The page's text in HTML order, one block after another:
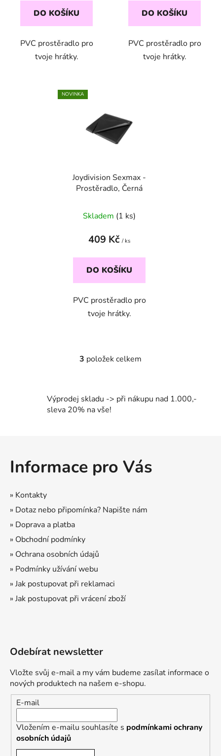
DO KOŠÍKU
PVC prostěradlo pro
tvoje hrátky.
DO KOŠÍKU
PVC prostěradlo pro
tvoje hrátky.
NOVINKA
Joydivision Sexmax -
Prostěradlo, Černá
Skladem (1 ks)
409 Kč / ks
DO KOŠÍKU
PVC prostěradlo pro
tvoje hrátky.
O
á
d
r
v
ý
3 položek celkem
Výprodej skladu -> při nákupu nad 1.000,-
sleva 20% na vše!
Informace pro Vás
» Kontakty
» Dotaz nebo připomínka? Napište nám
» Doprava a platba
» Obchodní podmínky
» Ochrana osobních údajů
» Podmínky užívání webu
» Jak postupovat při reklamaci
» Jak postupovat při vrácení zboží
Odebírat newsletter
Vložte svůj e-mail a my vám budeme zasílat informace o
nových produktech na našem e-shopu.
E-mail
Vložením e-mailu souhlasíte s podmínkami ochrany
osobních údajů